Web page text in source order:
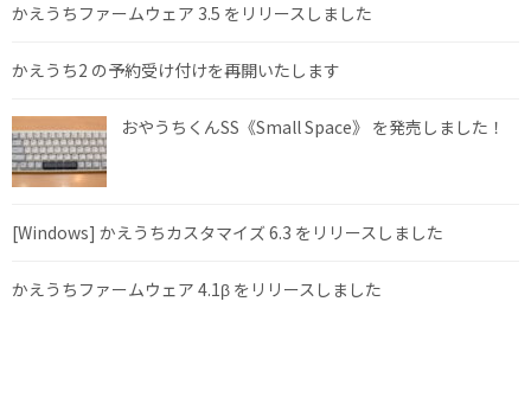
かえうちファームウェア 3.5 をリリースしました
かえうち2 の予約受け付けを再開いたします
おやうちくんSS《Small Space》 を発売しました！
[Windows] かえうちカスタマイズ 6.3 をリリースしました
かえうちファームウェア 4.1β をリリースしました